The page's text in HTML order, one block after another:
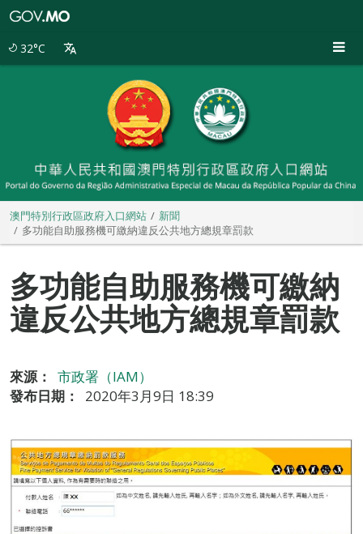
32°C
澳門特別行政區政府入口網站
新聞
多功能自助服務機可繳納違反公共地方總規章罰款
多功能自助服務機可繳納
違反公共地方總規章罰款
來源：
市政署（IAM）
發布日期：
2020年3月9日 18:39